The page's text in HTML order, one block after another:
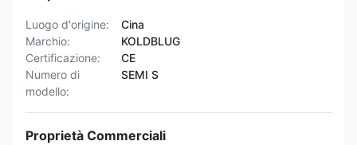
Luogo d'origine:
Cina
Marchio:
KOLDBLUG
Certificazione:
CE
Numero di
modello:
SEMI S
Proprietà Commerciali